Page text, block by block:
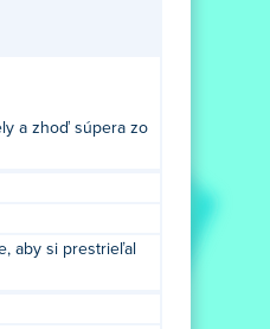
a zhoď súpera zo
aby si prestrieľal